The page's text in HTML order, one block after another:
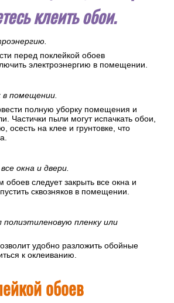
клеить обои.
перед поклейкой обоев
электроэнергию в помещении.
в помещении.
полную уборку помещения и
Частички пыли могут испачкать обои,
осесть на клее и грунтовке, что
окна и двери.
обоев следует закрыть все окна и
сквозняков в помещении.
пленку или
удобно разложить обойные
к оклеиванию.
обоев